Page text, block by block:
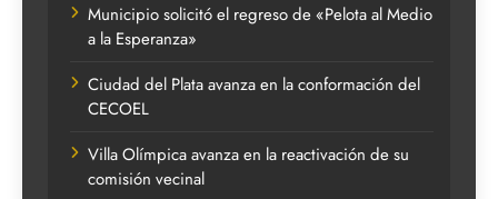
Municipio solicitó el regreso de «Pelota al Medio
a la Esperanza»
Ciudad del Plata avanza en la conformación del
CECOEL
Villa Olímpica avanza en la reactivación de su
comisión vecinal